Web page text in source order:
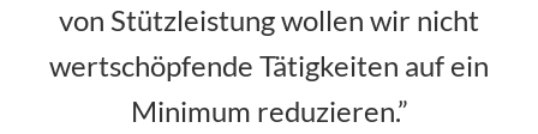
von Stützleistung wollen wir nicht
wertschöpfende Tätigkeiten auf ein
Minimum reduzieren.”